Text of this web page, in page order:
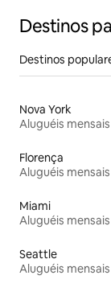
Destinos
Destinos
Nova York
Aluguéis mensais
Florença
Aluguéis mensais
Miami
Aluguéis mensais
Seattle
Aluguéis mensais